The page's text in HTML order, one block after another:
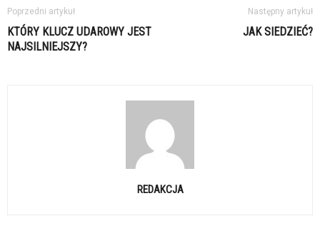
Poprzedni artykuł
KTÓRY KLUCZ UDAROWY JEST
NAJSILNIEJSZY?
Następny artykuł
JAK SIEDZIEĆ?
REDAKCJA